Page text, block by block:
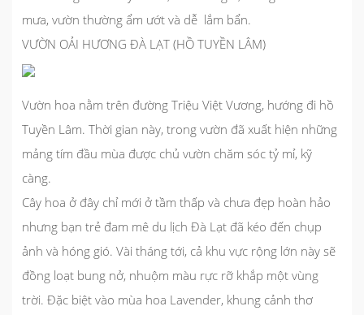
mưa, vườn thường ẩm ướt và dễ lắm bẩn.
VƯỜN OẢI HƯƠNG ĐÀ LẠT (HỒ TUYỀN LÂM)
Vườn hoa nằm trên đường Triệu Việt Vương, hướng đi hồ
Tuyền Lâm. Thời gian này, trong vườn đã xuất hiện những
mảng tím đầu mùa được chủ vườn chăm sóc tỷ mỉ, kỹ
càng.
Cây hoa ở đây chỉ mới ở tầm thấp và chưa đẹp hoàn hảo
nhưng bạn trẻ đam mê du lịch Đà Lạt đã kéo đến chụp
ảnh và hóng gió. Vài tháng tới, cả khu vực rộng lớn này sẽ
đồng loạt bung nở, nhuộm màu rực rỡ khắp một vùng
trời. Đặc biệt vào mùa hoa Lavender, khung cảnh thơ